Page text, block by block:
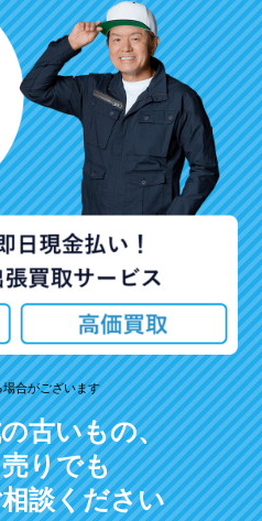
合がございます
古いもの、
りでも
談ください